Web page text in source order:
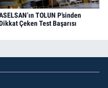
TOLUN P’sinden
Çeken Test Başarısı